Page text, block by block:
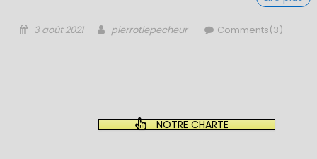
Posted
3 août 2021 Author
pierrotlepecheur Comments(3)
NOTRE CHARTE